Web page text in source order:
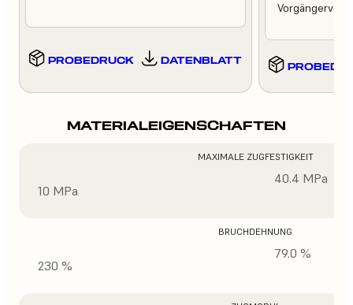
PROBEDRUCK DATENBLATT
MATERIALEIGENSCHAFTEN
MAXIMALE ZUGFESTIGKEIT
10 MPa
40.4 MPa
BRUCHDEHNUNG
230 %
79.0 %